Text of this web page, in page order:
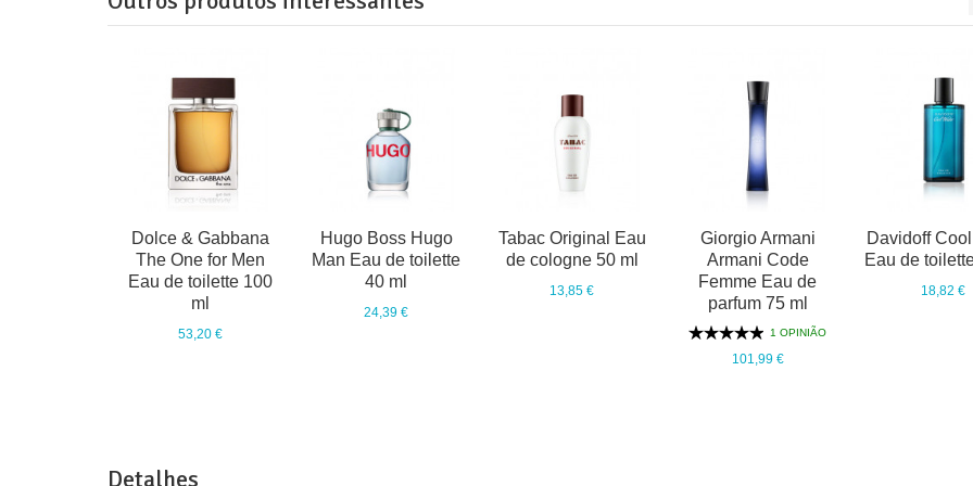
Dolce & Gabbana
The One for Men
Eau de toilette 100
ml
53,20 €
Hugo Boss Hugo
Man Eau de toilette
40 ml
24,39 €
Tabac Original Eau
de cologne 50 ml
13,85 €
Giorgio Armani
Armani Code
Femme Eau de
parfum 75 ml
1 OPINIÃO
101,99 €
Davidoff
Eau de
18,82 €
Detalhes